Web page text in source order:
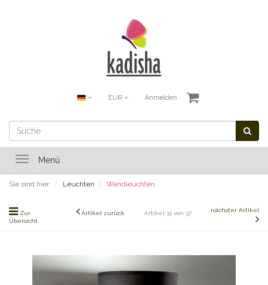
EUR Anmelden
ToggleMenü
Sie sind hier: Leuchten Wandleuchten
Zur
Übersicht
Artikel zurück Artikel 31 von 37 nächster Artikel